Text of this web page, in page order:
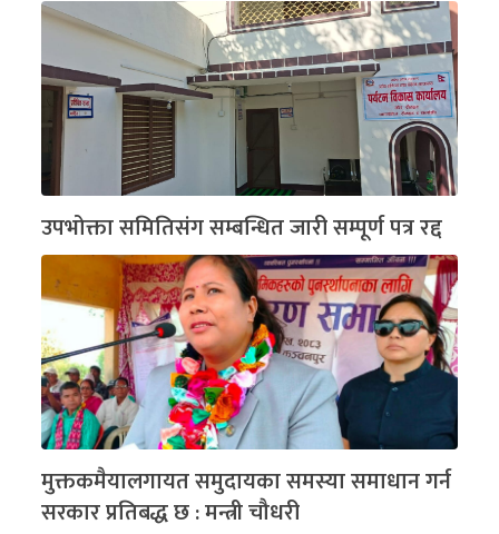
उपभोक्ता समितिसंग सम्बन्धित जारी सम्पूर्ण पत्र रद्द
मुक्तकमैयालगायत समुदायका समस्या समाधान गर्न
सरकार प्रतिबद्ध छ : मन्त्री चौधरी